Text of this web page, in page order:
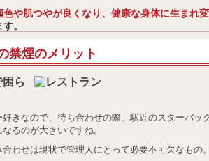
色や肌つやが良くなり、健康な身体に生まれ変
。
禁煙のメリット
ら
きなので、待ち合わせの際、駅近のスターバッ
るのが大きいですね。
わせは現状で管理人にとって必要不可欠なもの